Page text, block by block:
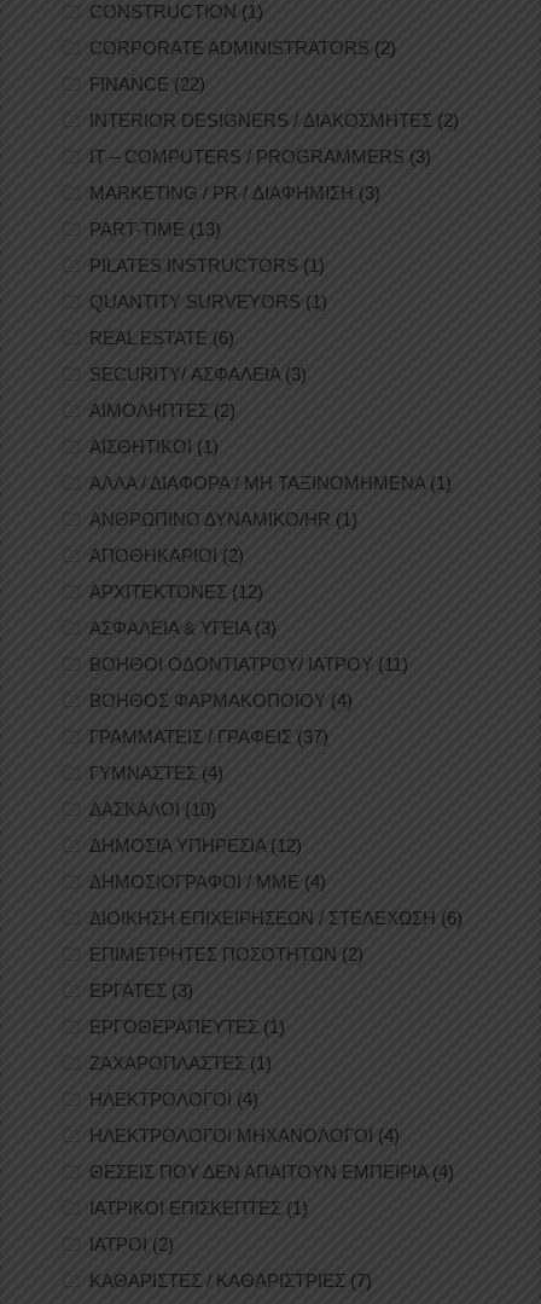
CONSTRUCTION (1)
CORPORATE ADMINISTRATORS (2)
FINANCE (22)
INTERIOR DESIGNERS / ΔΙΑΚΟΣΜΗΤΕΣ (2)
IT – COMPUTERS / PROGRAMMERS (3)
MARKETING / PR / ΔΙΑΦΗΜΙΣΗ (3)
PART-TIME (13)
PILATES INSTRUCTORS (1)
QUANTITY SURVEYORS (1)
REAL ESTATE (6)
SECURITY/ ΑΣΦΑΛΕΙΑ (3)
ΑΙΜΟΛΗΠΤΕΣ (2)
ΑΙΣΘΗΤΙΚΟΙ (1)
ΑΛΛΑ / ΔΙΑΦΟΡΑ / ΜΗ ΤΑΞΙΝΟΜΗΜΕΝΑ (1)
ΑΝΘΡΩΠΙΝΟ ΔΥΝΑΜΙΚΟ/HR (1)
ΑΠΟΘΗΚΑΡΙΟΙ (2)
ΑΡΧΙΤΕΚΤΟΝΕΣ (12)
ΑΣΦΑΛΕΙΑ & ΥΓΕΙΑ(3)
ΒΟΗΘΟΙ ΟΔΟΝΤΙΑΤΡΟΥ/ ΙΑΤΡΟΥ (11)
ΒΟΗΘΟΣ ΦΑΡΜΑΚΟΠΟΙΟΥ (4)
ΓΡΑΜΜΑΤΕΙΣ / ΓΡΑΦΕΙΣ (37)
ΓΥΜΝΑΣΤΕΣ (4)
ΔΑΣΚΑΛΟΙ (10)
ΔΗΜΟΣΙΑ ΥΠΗΡΕΣΙΑ (12)
ΔΗΜΟΣΙΟΓΡΑΦΟΙ / ΜΜΕ (4)
ΔΙΟΙΚΗΣΗ ΕΠΙΧΕΙΡΗΣΕΩΝ / ΣΤΕΛΕΧΩΣΗ (6)
ΕΠΙΜΕΤΡΗΤΕΣ ΠΟΣΟΤΗΤΩΝ (2)
ΕΡΓΑΤΕΣ (3)
ΕΡΓΟΘΕΡΑΠΕΥΤΕΣ (1)
ΖΑΧΑΡΟΠΛΑΣΤΕΣ (1)
ΗΛΕΚΤΡΟΛΟΓΟΙ (4)
ΗΛΕΚΤΡΟΛΟΓΟΙ ΜΗΧΑΝΟΛΟΓΟΙ (4)
ΘΕΣΕΙΣ ΠΟΥ ΔΕΝ ΑΠΑΙΤΟΥΝ ΕΜΠΕΙΡΙΑ(4)
ΙΑΤΡΙΚΟΙ ΕΠΙΣΚΕΠΤΕΣ (1)
ΙΑΤΡΟΙ (2)
ΚΑΘΑΡΙΣΤΕΣ / ΚΑΘΑΡΙΣΤΡΙΕΣ (7)